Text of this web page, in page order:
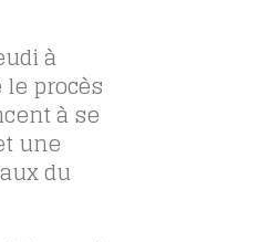
à
procès
à se
une
du